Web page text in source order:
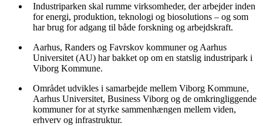
Industriparken skal rumme virksomheder, der arbejder inden
for energi, produktion, teknologi og biosolutions – og som
har brug for adgang til både forskning og arbejdskraft.
Aarhus, Randers og Favrskov kommuner og Aarhus
Universitet (AU) har bakket op om en statslig industripark i
Viborg Kommune.
Området udvikles i samarbejde mellem Viborg Kommune,
Aarhus Universitet, Business Viborg og de omkringliggende
kommuner for at styrke sammenhængen mellem viden,
erhverv og infrastruktur.